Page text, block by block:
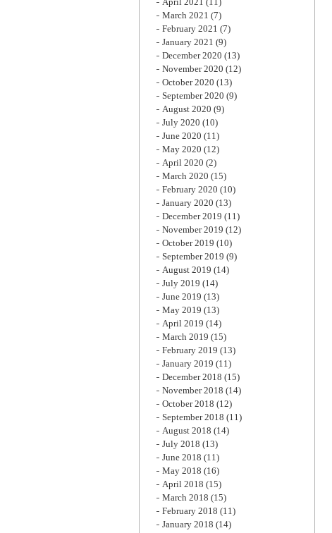
March 2021 (7)
February 2021 (7)
January 2021 (9)
December 2020 (13)
November 2020 (12)
October 2020 (13)
September 2020 (9)
August 2020 (9)
July 2020 (10)
June 2020 (11)
May 2020 (12)
April 2020 (2)
March 2020 (15)
February 2020 (10)
January 2020 (13)
December 2019 (11)
November 2019 (12)
October 2019 (10)
September 2019 (9)
August 2019 (14)
July 2019 (14)
June 2019 (13)
May 2019 (13)
April 2019 (14)
March 2019 (15)
February 2019 (13)
January 2019 (11)
December 2018 (15)
November 2018 (14)
October 2018 (12)
September 2018 (11)
August 2018 (14)
July 2018 (13)
June 2018 (11)
May 2018 (16)
April 2018 (15)
March 2018 (15)
February 2018 (11)
January 2018 (14)